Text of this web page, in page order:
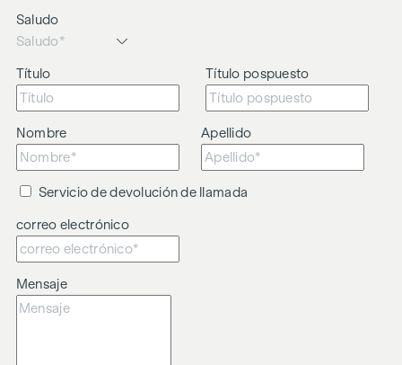
Advertimos de que existe una estrecha relación familiar o
comercial entre el agente y el tercero objeto de la
El agente actúa como doble intermediario.
Saludo
Título Título pospuesto
Nombre Apellido
Servicio de devolución de llamada
correo electrónico
Mensaje